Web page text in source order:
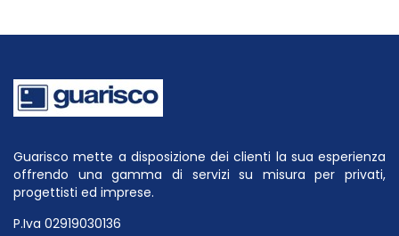
Guarisco mette a disposizione dei clienti la sua esperienza
offrendo una gamma di servizi su misura per privati,
progettisti ed imprese.
P.Iva 02919030136